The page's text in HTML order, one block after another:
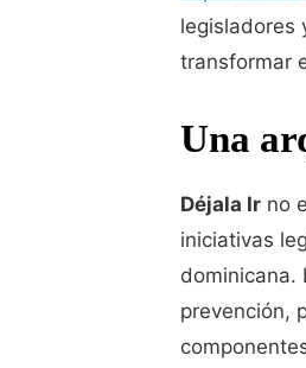
legisladores
transformar
Una
Déjala Ir no
iniciativas
dominicana.
prevención,